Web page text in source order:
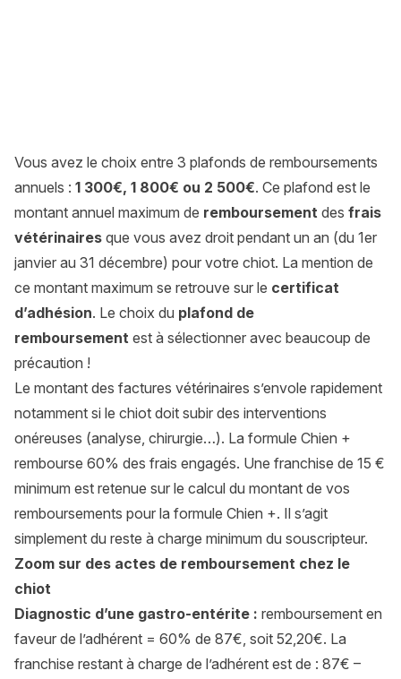
Vous avez le choix entre 3 plafonds de remboursements
annuels : 1 300€, 1 800€ ou 2 500€. Ce plafond est le
montant annuel maximum de remboursement des frais
vétérinaires que vous avez droit pendant un an (du 1er
janvier au 31 décembre) pour votre chiot. La mention de
ce montant maximum se retrouve sur le certificat
d’adhésion. Le choix du plafond de
remboursement est à sélectionner avec beaucoup de
précaution !
Le montant des factures vétérinaires s’envole rapidement
notamment si le chiot doit subir des interventions
onéreuses (analyse, chirurgie…). La formule Chien +
rembourse 60% des frais engagés. Une franchise de 15 €
minimum est retenue sur le calcul du montant de vos
remboursements pour la formule Chien +. Il s’agit
simplement du reste à charge minimum du souscripteur.
Zoom sur des actes de remboursement chez le
chiot
Diagnostic d’une gastro-entérite : remboursement en
faveur de l’adhérent = 60% de 87€, soit 52,20€. La
franchise restant à charge de l’adhérent est de : 87€ –